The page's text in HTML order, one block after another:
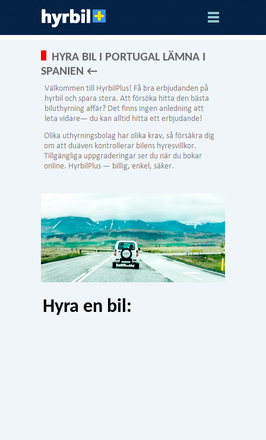
HYRA BIL I PORTUGAL LÄMNA I
SPANIEN ←
Hyra en bil: